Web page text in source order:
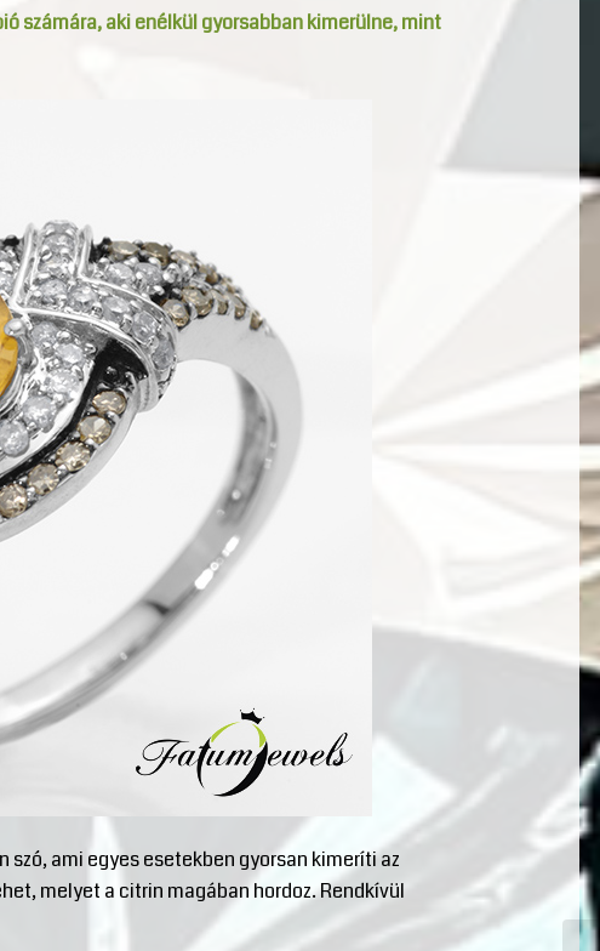
számára, aki enélkül gyorsabban kimerülne, mint
szó, ami egyes esetekben gyorsan kimeríti az
melyet a citrin magában hordoz. Rendkívül